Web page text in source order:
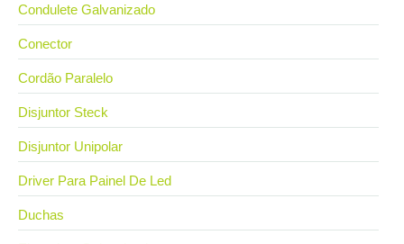
Condulete Galvanizado
Conector
Cordão Paralelo
Disjuntor Steck
Disjuntor Unipolar
Driver Para Painel De Led
Duchas